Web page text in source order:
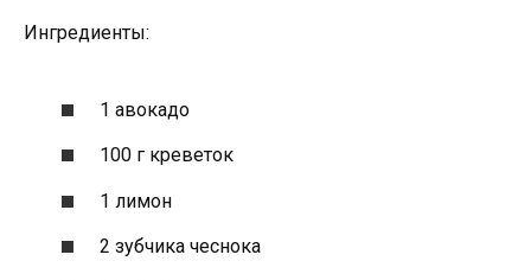
Ингредиенты:
1 авокадо
100 г креветок
1 лимон
2 зубчика чеснока